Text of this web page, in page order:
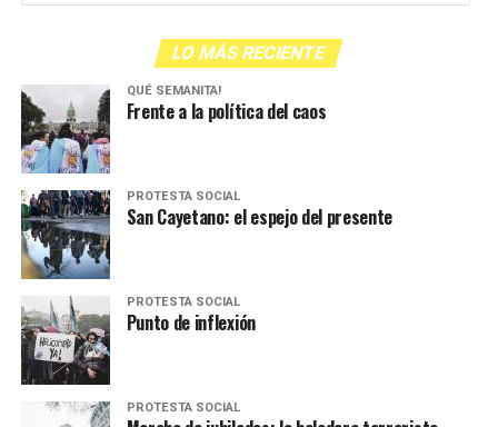
LO MÁS RECIENTE
QUÉ SEMANITA!
Frente a la política del caos
PROTESTA SOCIAL
San Cayetano: el espejo del presente
PROTESTA SOCIAL
Punto de inflexión
PROTESTA SOCIAL